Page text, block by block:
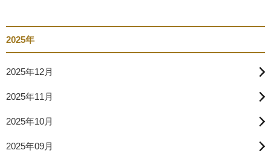
2025年
2025年12月
2025年11月
2025年10月
2025年09月